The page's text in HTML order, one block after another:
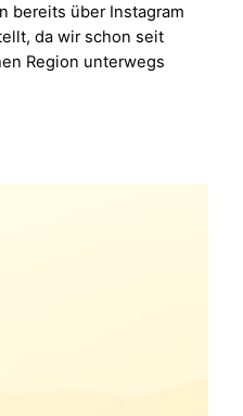
bereits über Instagram
da wir schon seit
Region unterwegs